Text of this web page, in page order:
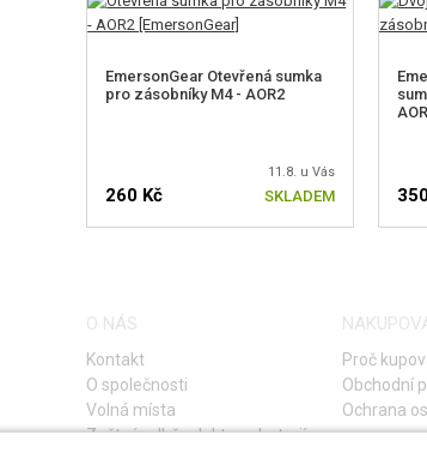
EmersonGear Otevřená sumka
pro zásobníky M4 - AOR2
11.8. u Vás
260 Kč SKLADEM
O NÁS
Kontakt
O společnosti
Volná místa
Zpětný odběr elektro a baterií
Proč
Obchodní
Ochrana